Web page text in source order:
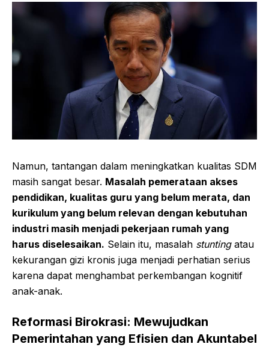
Namun, tantangan dalam meningkatkan kualitas SDM
masih sangat besar. Masalah pemerataan akses
pendidikan, kualitas guru yang belum merata, dan
kurikulum yang belum relevan dengan kebutuhan
industri masih menjadi pekerjaan rumah yang
harus diselesaikan. Selain itu, masalah stuntingatau
kekurangan gizi kronis juga menjadi perhatian serius
karena dapat menghambat perkembangan kognitif
anak-anak.
Reformasi Birokrasi: Mewujudkan
Pemerintahan yang Efisien dan Akuntabel